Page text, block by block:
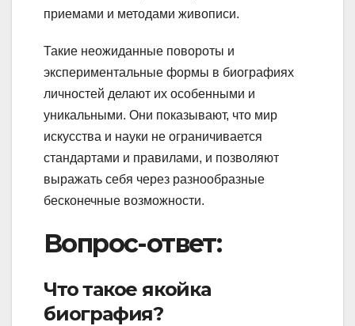
приемами и методами живописи.
Такие неожиданные повороты и
экспериментальные формы в биографиях
личностей делают их особенными и
уникальными. Они показывают, что мир
искусства и науки не ограничивается
стандартами и правилами, и позволяют
выражать себя через разнообразные
бесконечные возможности.
Вопрос-ответ:
Что такое якойка
биография?